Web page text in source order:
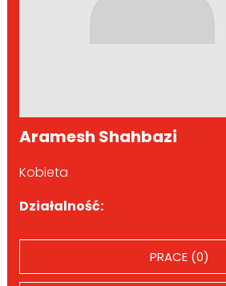
Aramesh Shahbazi
Kobieta
Działalność:
PRACE (0)